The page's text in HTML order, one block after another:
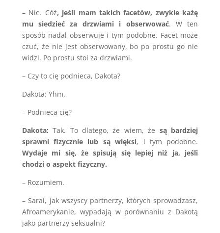
– Nie. Cóż, jeśli mam takich facetów, zwykle każę
mu siedzieć za drzwiami i obserwować. W ten
sposób nadal obserwuje i tym podobne. Facet może
czuć, że nie jest obserwowany, bo po prostu go nie
widzi. Po prostu stoi za drzwiami.
– Czy to cię podnieca, Dakota?
Dakota: Yhm.
– Podnieca cię?
Dakota: Tak. To dlatego, że wiem, że są bardziej
sprawni fizycznie lub są więksi, i tym podobne.
Wydaje mi się, że spisują się lepiej niż ja, jeśli
chodzi o aspekt fizyczny.
– Rozumiem.
– Sarai, jak wszyscy partnerzy, których sprowadzasz,
Afroamerykanie, wypadają w porównaniu z Dakotą
jako partnerzy seksualni?